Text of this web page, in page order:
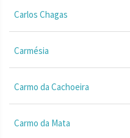
Carlos Chagas
Carmésia
Carmo da Cachoeira
Carmo da Mata